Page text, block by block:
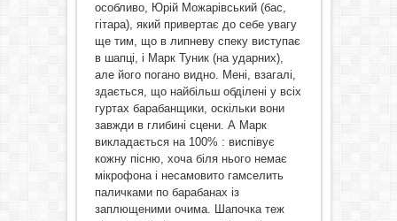
особливо, Юрій Можарівський (бас,
гітара), який привертає до себе увагу
ще тим, що в липневу спеку виступає
в шапці, і Марк Туник (на ударних),
але його погано видно. Мені, взагалі,
здається, що найбільш обділені у всіх
гуртах барабанщики, оскільки вони
завжди в глибині сцени. А Марк
викладається на 100% : виспівує
кожну пісню, хоча біля нього немає
мікрофона і несамовито гамселить
паличками по барабанах із
заплющеними очима. Шапочка теж